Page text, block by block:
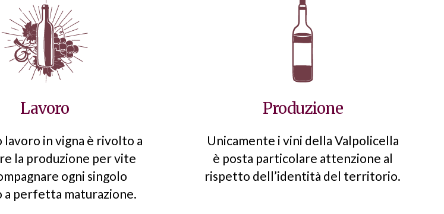
Lavoro
lavoro in vigna è rivolto a
la produzione per vite
ogni singolo
a perfetta maturazione.
Produzione
Unicamente i vini della Valpolicella
è posta particolare attenzione al
rispetto dell’identità del territorio.